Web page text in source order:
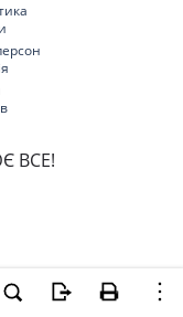
ВСЕ!